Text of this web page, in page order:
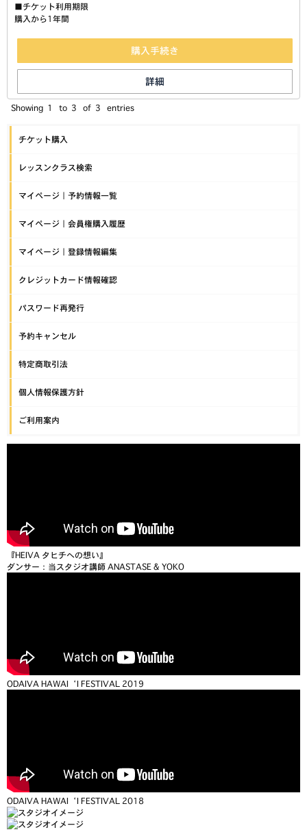
■チケット利用期限
購入から1年間
購入手続き
詳細
Showing 1 to 3 of 3 entries
チケット購入
レッスンクラス検索
マイページ｜予約情報一覧
マイページ｜会員権購入履歴
マイページ｜登録情報編集
クレジットカード情報確認
パスワード再発行
予約キャンセル
特定商取引法
個人情報保護方針
ご利用案内
『HEIVA タヒチへの想い』
ダンサー：当スタジオ講師 ANASTASE & YOKO
ODAIVA HAWAI‘I FESTIVAL 2019
ODAIVA HAWAI‘I FESTIVAL 2018